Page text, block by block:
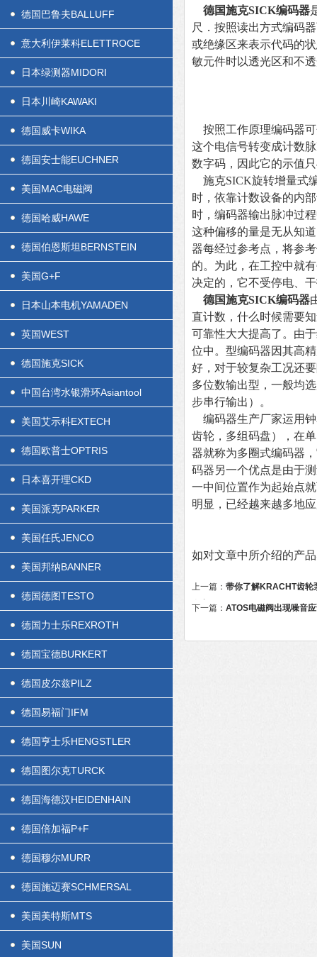
德国巴鲁夫BALLUFF
意大利伊莱科ELETTROCE
日本绿测器MIDORI
日本川崎KAWAKI
德国威卡WIKA
德国安士能EUCHNER
美国MAC电磁阀
德国哈威HAWE
德国伯恩斯坦BERNSTEIN
美国G+F
日本山本电机YAMADEN
英国WEST
德国施克SICK
中国台湾水银滑环Asiantool
美国艾示科EXTECH
德国欧普士OPTRIS
日本喜开理CKD
美国派克PARKER
美国任氏JENCO
美国邦纳BANNER
德国德图TESTO
德国力士乐REXROTH
德国宝德BURKERT
德国皮尔兹PILZ
德国易福门IFM
德国亨士乐HENGSTLER
德国图尔克TURCK
德国海德汉HEIDENHAIN
德国倍加福P+F
德国穆尔MURR
德国施迈赛SCHMERSAL
美国美特斯MTS
美国SUN
德国施克SICK编码器
尺．按照读出方式编码
或绝缘区来表示代码的
敏元件时以透光区和不
按照工作原理编码器可
这个电信号转变成计数
数字码，因此它的示值
施克SICK旋转增量式
时，依靠计数设备的内
时，编码器输出脉冲过
这种偏移的量是无从知
器每经过参考点，将参
的。为此，在工控中就
决定的，它不受停电、
德国施克SICK编码器
直计数，什么时候需要
可靠性大大提高了。由
位中。型编码器因其高
好，对于较复杂工况还
多位数输出型，一般均
步串行输出）。
编码器生产厂家运用钟
齿轮，多组码盘），在
器就称为多圈式编码器
码器另一个优点是由于
一中间位置作为起始点
明显，已经越来越多地
如对文章中所介绍的产
上一篇： 带你了解KRACHT齿轮
个点
下一篇： ATOS电磁阀出现噪音